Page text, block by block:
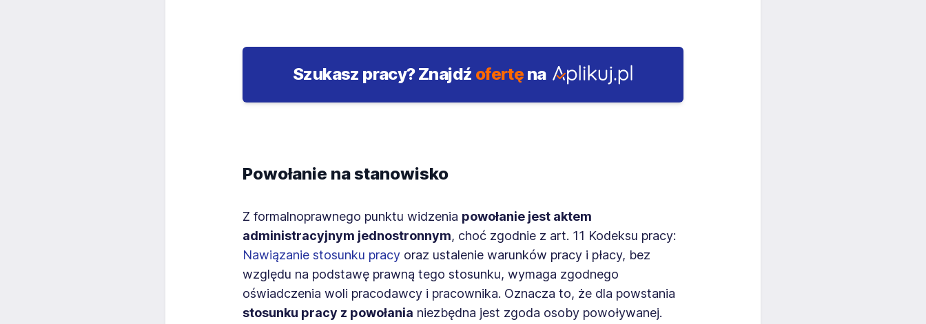
Szukasz pracy?Znajdź ofertę na
Powołanie na stanowisko
Z formalnoprawnego punktu widzenia powołanie jest aktem
administracyjnym jednostronnym, choć zgodnie z art. 11 Kodeksu pracy:
Nawiązanie stosunku pracy oraz ustalenie warunków pracy i płacy, bez
względu na podstawę prawną tego stosunku, wymaga zgodnego
oświadczenia woli pracodawcy i pracownika. Oznacza to, że dla powstania
stosunku pracy z powołania niezbędna jest zgoda osoby powoływanej.